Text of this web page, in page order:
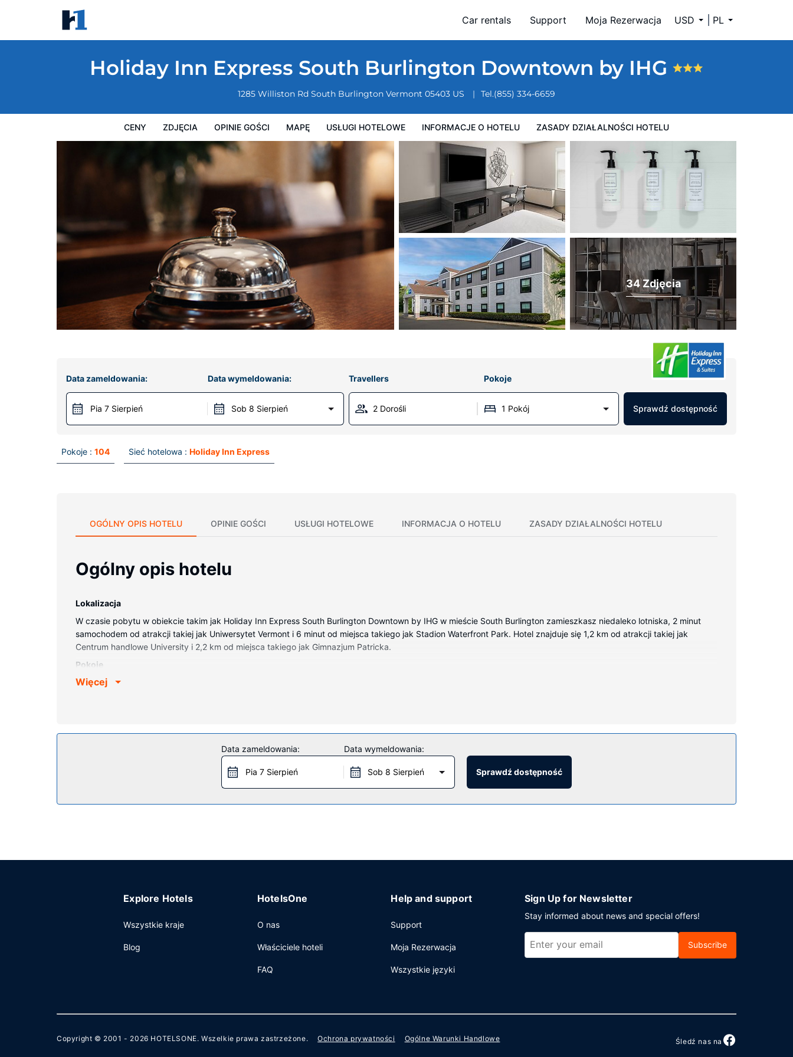
Car rentals Support Moja Rezerwacja USD PL
Holiday Inn Express South Burlington Downtown by IHG
1285 Williston Rd South Burlington Vermont 05403 US Tel.(855) 334-6659
CENY ZDJĘCIA OPINIE GOŚCI MAPĘ USŁUGI HOTELOWE INFORMACJE O HOTELU ZASADY DZIAŁALNOŚCI HOTELU
Holiday Inn Express South Burlington Downtown by IHG
Ceny Zdjęcia Zasady działalności hotelu
34 Zdjęcia
Data zameldowania:
Pia 7 Sierpień
Data wymeldowania:
Sob 8 Sierpień
Travellers Pokoje
2 Dorośli 1 Pokój Sprawdź dostępność
Pokoje : 104 Sieć hotelowa : Holiday Inn Express
OGÓLNY OPIS HOTELU OPINIE GOŚCI USŁUGI HOTELOWE INFORMACJA O HOTELU ZASADY DZIAŁALNOŚCI HOTELU
Ogólny opis hotelu
Lokalizacja
W czasie pobytu w obiekcie takim jak Holiday Inn Express South Burlington Downtown by IHG w mieście South Burlington zamieszkasz niedaleko lotniska, 2 minut
samochodem od atrakcji takiej jak Uniwersytet Vermont i 6 minut od miejsca takiego jak Stadion Waterfront Park. Hotel znajduje się 1,2 km od atrakcji takiej jak
Centrum handlowe University i 2,2 km od miejsca takiego jak Gimnazjum Patricka.
Pokoje
Poczuj się jak w domu w 104 pokojach, których wyposażenie to telewizor płaskoekranowy. Bezpłatny bezprzewodowy dostęp do internetu zapewni łączność ze
Udogodnienia rekreacyjne to centrum fitness. Dostępne są również takie udogodnienia, jak bezpłatny bezprzewodowy dostęp do internetu i automat.
Bezpłatne śniadanie w formie bufetu jest serwowane w dni powszednie od 6:30 do 9:30, a w weekendy od 7 do 10.
Więcej
Data zameldowania:
Pia 7 Sierpień
Data wymeldowania:
Sob 8 Sierpień Sprawdź dostępność
Explore Hotels
Wszystkie kraje
Blog
HotelsOne
O nas
Właściciele hoteli
FAQ
Help and support
Support
Moja Rezerwacja
Wszystkie języki
Sign Up for Newsletter
Stay informed about news and special offers!
Subscribe
Copyright © 2001 - 2026 HOTELSONE. Wszelkie prawa zastrzeżone. Ochrona prywatności Ogólne Warunki Handlowe Śledź nas na